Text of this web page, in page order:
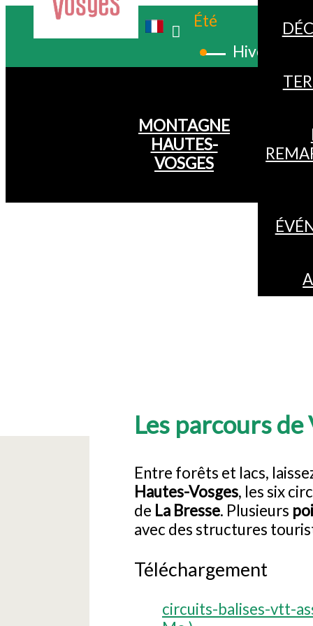
Été
Hiver
MONTAGNE
HAUTES-
VOSGES
Les parcours
Entre forêts et lacs,
Hautes-Vosges, les six
de La Bresse. Plusieurs
avec des structures
Téléchargement
circuits-balises-vtt-